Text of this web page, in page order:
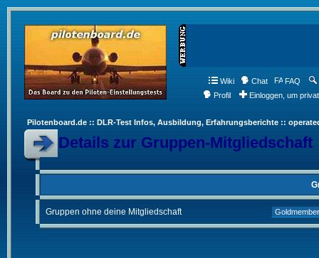
Wiki Chat FAQ
Profil
Einloggen, um
Pilotenboard.de :: DLR-Test Infos, Ausbildung, Erfahrungsberichte ::
Details zur Gruppen-Mitgliedschaft
Gruppen ohne deine Mitgliedschaft